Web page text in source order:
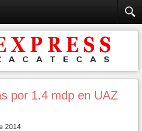
por 1.4 mdp en UAZ
2014